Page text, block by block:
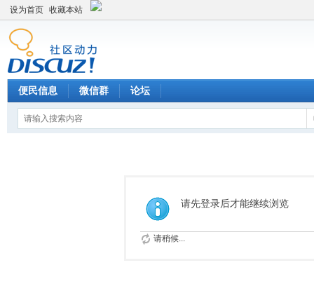
设为首页 收藏本站
便民信息 微信群 论坛
请先登录后才能继续浏览
请稍候...